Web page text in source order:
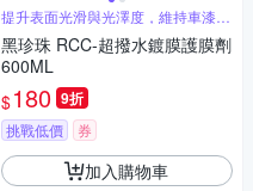
提升表面光滑與光澤度，維持車漆質
感
黑珍珠 RCC-超撥水鍍膜護膜劑
600ML
$180 9折
挑戰低價 券
加入購物車